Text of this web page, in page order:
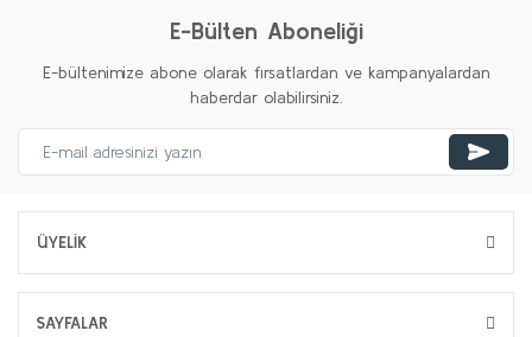
E-Bülten Aboneliği
E-bültenimize abone olarak fırsatlardan ve kampanyalardan
haberdar olabilirsiniz.
ÜYELİK
SAYFALAR